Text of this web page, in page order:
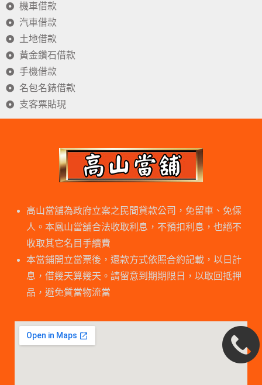
機車借款
汽車借款
土地借款
黃金鑽石借款
手機借款
名包名錶借款
支客票貼現
高山當舖為政府立案之民間貸款公司，免留車、免保
人。本鳳山當舖合法收取利息，不預扣利息，也絕不
收取其它名目手續費
本當鋪開立當票後，還款方式依照合約記載，以日計
息，借幾天算幾天。請留意到期期限日，以取回抵押
品，避免質當物流當